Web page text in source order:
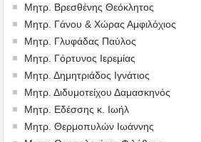
Μητρ. Βρεσθένης Θεόκλητος
Μητρ. Γάνου & Χώρας Αμφιλόχιος
Μητρ. Γλυφάδας Παύλος
Μητρ. Γόρτυνος Ιερεμίας
Μητρ. Δημητριάδος Ιγνάτιος
Μητρ. Διδυμοτείχου Δαμασκηνός
Μητρ. Εδέσσης κ. Ιωήλ
Μητρ. Θερμοπυλών Ιωάννης